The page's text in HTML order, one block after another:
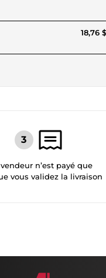
18,76
n’est payé que
vous validez la livraison